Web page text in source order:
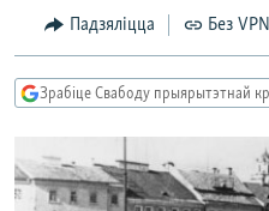
Перайсьці
пошуку
ВАЙНА
ПАЛІТВЯЗЬНІ
КУЛЬТУРА
КАЛЯНДАР
КНІГІ
PREMIUM
МОВА
НА ХВАЛЯХ СВАБОДЫ
FACEBOOKПадзяліцца Без VPN
Зрабіце Свабоду прыярытэтнай